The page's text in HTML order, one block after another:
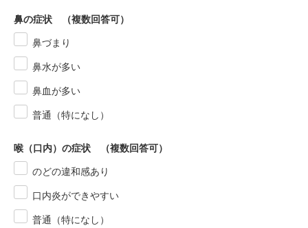
鼻の症状 （複数回答可）
鼻づまり
鼻水が多い
鼻血が多い
普通（特になし）
喉（口内）の症状 （複数回答可）
のどの違和感あり
口内炎ができやすい
普通（特になし）